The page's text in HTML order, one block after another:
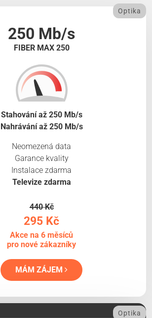
250 Mb/s
FIBER MAX 250
Optika
Stahování až 250 Mb/s
Nahrávání až 250 Mb/s
Neomezená data
Garance kvality
Instalace zdarma
Televize zdarma
440 Kč
295 Kč
Akce na 6 měsíců
pro nové zákazníky
MÁM ZÁJEM
Optika